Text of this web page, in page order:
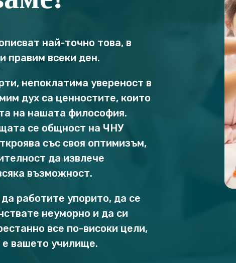
най-точно това, в
правим всеки ден.
непоклатима увереност в
дух са ценностите, които
на нашата философия.
се общност на ЧНУ
със своя оптимизъм,
да извлече
възможност.
работите упорито, да се
неуморно и да си
все по-високи цели,
вашето училище.